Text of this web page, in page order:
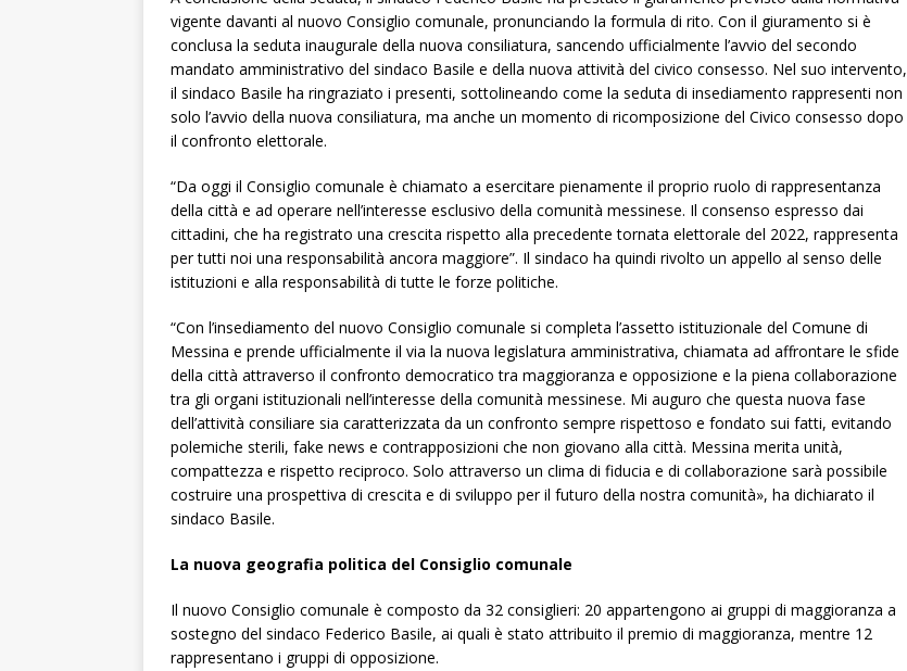
vigente davanti al nuovo Consiglio comunale, pronunciando la formula di rito. Con il giuramento si è
conclusa la seduta inaugurale della nuova consiliatura, sancendo ufficialmente l’avvio del secondo
mandato amministrativo del sindaco Basile e della nuova attività del civico consesso. Nel suo intervento,
il sindaco Basile ha ringraziato i presenti, sottolineando come la seduta di insediamento rappresenti non
solo l’avvio della nuova consiliatura, ma anche un momento di ricomposizione del Civico consesso dopo
il confronto elettorale.
“Da oggi il Consiglio comunale è chiamato a esercitare pienamente il proprio ruolo di rappresentanza
della città e ad operare nell’interesse esclusivo della comunità messinese. Il consenso espresso dai
cittadini, che ha registrato una crescita rispetto alla precedente tornata elettorale del 2022, rappresenta
per tutti noi una responsabilità ancora maggiore”. Il sindaco ha quindi rivolto un appello al senso delle
istituzioni e alla responsabilità di tutte le forze politiche.
“Con l’insediamento del nuovo Consiglio comunale si completa l’assetto istituzionale del Comune di
Messina e prende ufficialmente il via la nuova legislatura amministrativa, chiamata ad affrontare le sfide
della città attraverso il confronto democratico tra maggioranza e opposizione e la piena collaborazione
tra gli organi istituzionali nell’interesse della comunità messinese. Mi auguro che questa nuova fase
dell’attività consiliare sia caratterizzata da un confronto sempre rispettoso e fondato sui fatti, evitando
polemiche sterili, fake news e contrapposizioni che non giovano alla città. Messina merita unità,
compattezza e rispetto reciproco. Solo attraverso un clima di fiducia e di collaborazione sarà possibile
costruire una prospettiva di crescita e di sviluppo per il futuro della nostra comunità», ha dichiarato il
sindaco Basile.
La nuova geografia politica del Consiglio comunale
Il nuovo Consiglio comunale è composto da 32 consiglieri: 20 appartengono ai gruppi di maggioranza a
sostegno del sindaco Federico Basile, ai quali è stato attribuito il premio di maggioranza, mentre 12
rappresentano i gruppi di opposizione.